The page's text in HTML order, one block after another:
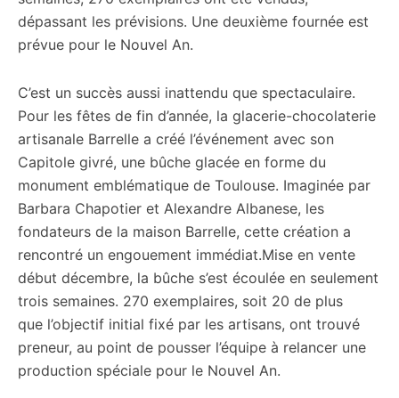
dépassant les prévisions. Une deuxième fournée est
prévue pour le Nouvel An.
C’est un succès aussi inattendu que spectaculaire.
Pour les fêtes de fin d’année, la glacerie-chocolaterie
artisanale Barrelle a créé l’événement avec son
Capitole givré, une bûche glacée en forme du
monument emblématique de Toulouse. Imaginée par
Barbara Chapotier et Alexandre Albanese, les
fondateurs de la maison Barrelle, cette création a
rencontré un engouement immédiat.Mise en vente
début décembre, la bûche s’est écoulée en seulement
trois semaines. 270 exemplaires, soit 20 de plus
que l’objectif initial fixé par les artisans, ont trouvé
preneur, au point de pousser l’équipe à relancer une
production spéciale pour le Nouvel An.